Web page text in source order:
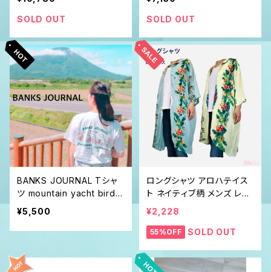
ウェット
SOLD OUT
SOLD OUT
BANKS JOURNAL Tシャ
ツ mountain yacht bird
バンクス ジャーナル
¥5,500
ロングシャツ アロハテイス
ト ネイティブ柄 メンズ レデ
ィース
¥2,228
55%OFF SOLD OUT